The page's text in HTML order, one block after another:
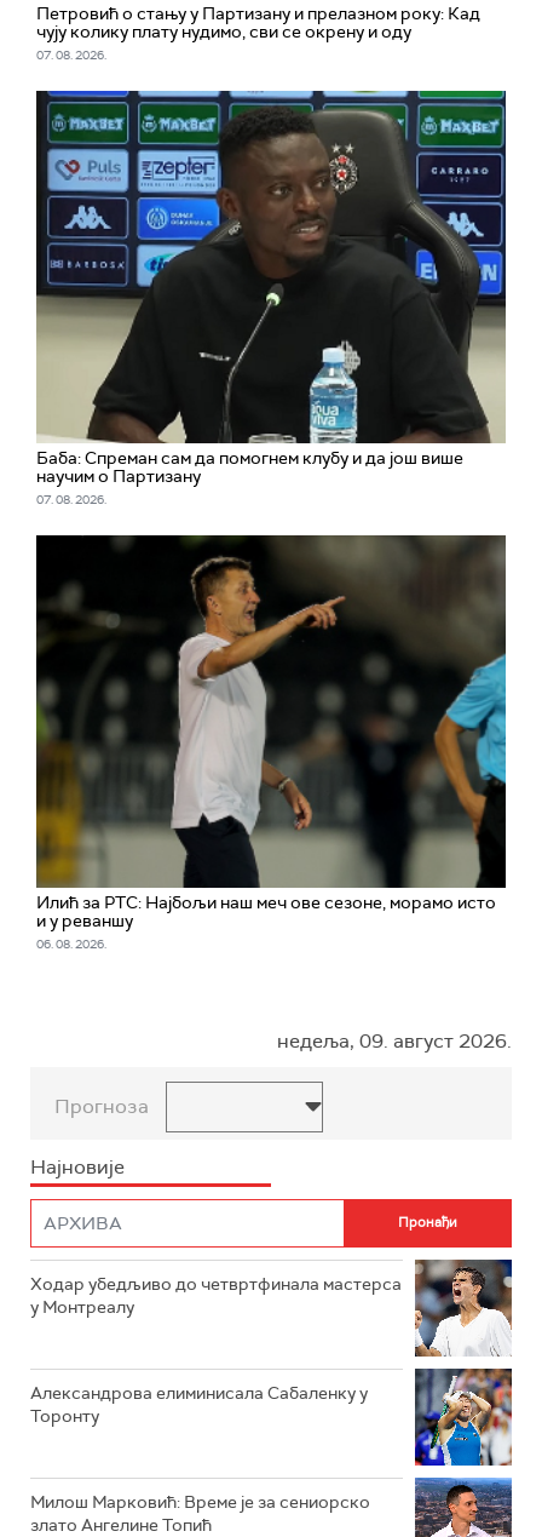
Петровић о стању у Партизану и прелазном року: Кад
чују колику плату нудимо, сви се окрену и оду
07. 08. 2026.
Баба: Спреман сам да помогнем клубу и да још више
научим о Партизану
07. 08. 2026.
Илић за РТС: Најбољи наш меч ове сезоне, морамо исто
и у реваншу
06. 08. 2026.
недеља, 09. август 2026.
Прогноза
Најновије
Ходар убедљиво до четвртфинала мастерса
у Монтреалу
Александрова елиминисала Сабаленку у
Торонту
Милош Марковић: Време је за сениорско
злато Ангелине Топић